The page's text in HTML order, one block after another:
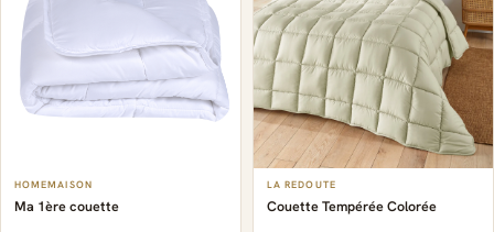
HOMEMAISON
Ma 1ère couette
LA REDOUTE
Couette Tempérée Colorée